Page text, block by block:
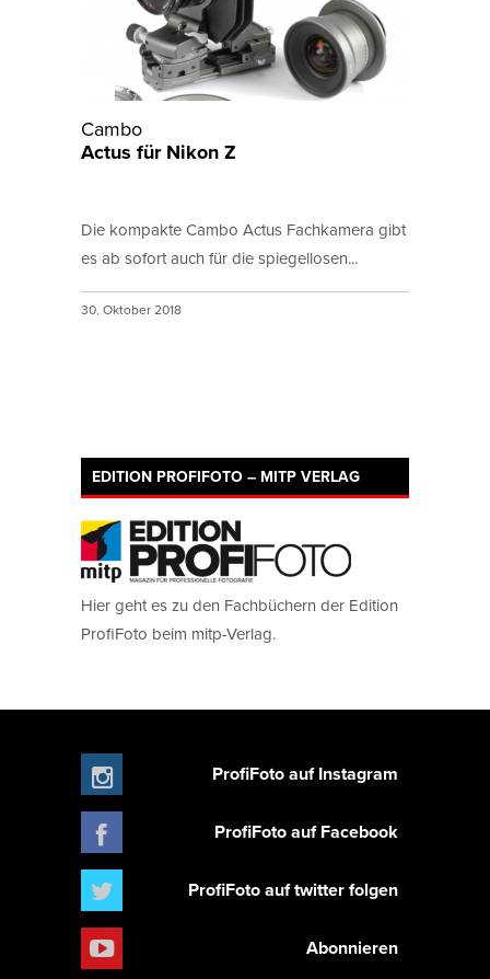
Cambo
Actus für Nikon Z
Die kompakte Cambo Actus Fachkamera gibt
es ab sofort auch für die spiegellosen...
30. Oktober 2018
EDITION PROFIFOTO – MITP VERLAG
Hier geht es zu den Fachbüchern der Edition
ProfiFoto beim mitp-Verlag.
ProfiFoto auf Instagram
ProfiFoto auf Facebook
ProfiFoto auf twitter folgen
Abonnieren